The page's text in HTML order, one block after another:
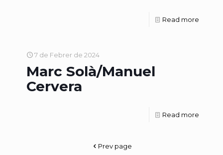
Read more
7 de Febrer de 2024
Marc Solà/Manuel
Cervera
Read more
Prev page